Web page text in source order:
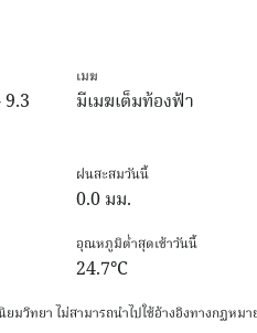
เมฆ
มีเมฆเต็มท้องฟ้า
ฝนสะสมวันนี้
0.0มม.
อุณหภูมิต่ำสุดเช้าวันนี้
24.7°C
วิทยา ไม่สามารถนำไปใช้อ้างอิงทางกฏหมา